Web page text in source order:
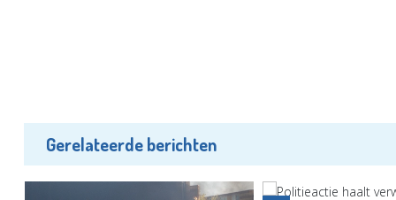
Gerelateerde berichten